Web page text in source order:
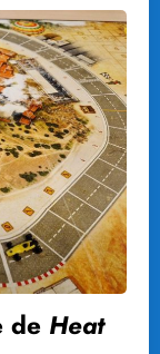
de Heat